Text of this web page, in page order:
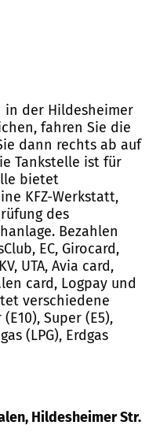
in der Hildesheimer
fahren Sie die
dann rechts ab auf
Tankstelle ist für
bietet
KFZ-Werkstatt,
des
Bezahlen
EC, Girocard,
UTA, Avia card,
card, Logpay und
verschiedene
Super (E5),
(LPG), Erdgas
Hildesheimer Str.